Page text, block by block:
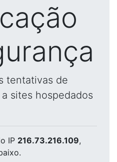
tentativas de
sites hospedados
IP 216.73.216.109,